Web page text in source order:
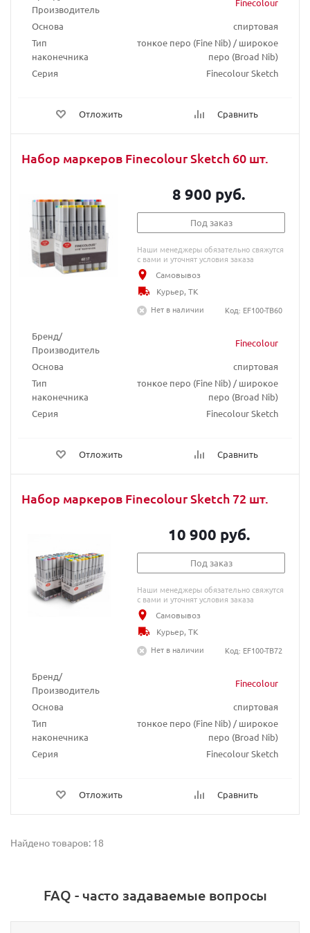
Производитель
Finecolour
Основа
спиртовая
Тип
наконечника
тонкое перо (Fine Nib) / широкое
перо (Broad Nib)
Серия
Finecolour Sketch
Отложить Сравнить
Набор маркеров Finecolour Sketch 60 шт.
Бренд/
Производитель
Finecolour
Основа
спиртовая
Тип
наконечника
тонкое перо (Fine Nib) / широкое
перо (Broad Nib)
Серия
Finecolour Sketch
Отложить Сравнить
8 900 руб.
Под заказ
Наши менеджеры обязательно свяжутся
с вами и уточнят условия заказа
Самовывоз
Курьер, ТК
Нет в наличии
Код: EF100-TB60
Набор маркеров Finecolour Sketch 72 шт.
Бренд/
Производитель
Finecolour
Основа
спиртовая
Тип
наконечника
тонкое перо (Fine Nib) / широкое
перо (Broad Nib)
Серия
Finecolour Sketch
Отложить Сравнить
10 900 руб.
Под заказ
Наши менеджеры обязательно свяжутся
с вами и уточнят условия заказа
Самовывоз
Курьер, ТК
Нет в наличии
Код: EF100-TB72
Найдено товаров: 18
FAQ - часто задаваемые вопросы